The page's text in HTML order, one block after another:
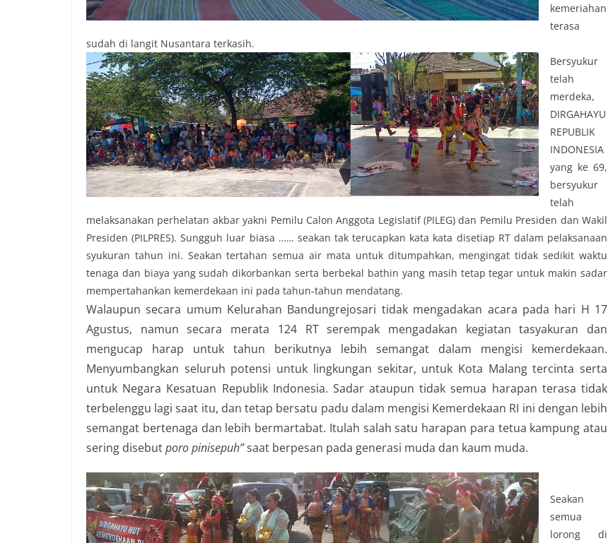
kemeriahan
terasa
sudah di langit Nusantara terkasih.
Bersyukur
telah
merdeka,
DIRGAHAYU
REPUBLIK
INDONESIA
yang ke 69,
bersyukur
telah
melaksanakan perhelatan akbar yakni Pemilu Calon Anggota Legislatif (PILEG) dan Pemilu Presiden dan Wakil
Presiden (PILPRES). Sungguh luar biasa …… seakan tak terucapkan kata kata disetiap RT dalam pelaksanaan
syukuran tahun ini. Seakan tertahan semua air mata untuk ditumpahkan, mengingat tidak sedikit waktu
tenaga dan biaya yang sudah dikorbankan serta berbekal bathin yang masih tetap tegar untuk makin sadar
mempertahankan kemerdekaan ini pada tahun-tahun mendatang.
Walaupun secara umum Kelurahan Bandungrejosari tidak mengadakan acara pada hari H 17
Agustus, namun secara merata 124 RT serempak mengadakan kegiatan tasyakuran dan
mengucap harap untuk tahun berikutnya lebih semangat dalam mengisi kemerdekaan.
Menyumbangkan seluruh potensi untuk lingkungan sekitar, untuk Kota Malang tercinta serta
untuk Negara Kesatuan Republik Indonesia. Sadar ataupun tidak semua harapan terasa tidak
terbelenggu lagi saat itu, dan tetap bersatu padu dalam mengisi Kemerdekaan RI ini dengan lebih
semangat bertenaga dan lebih bermartabat. Itulah salah satu harapan para tetua kampung atau
sering disebutporo pinisepuh”saat berpesan pada generasi muda dan kaum muda.
Seakan
semua
lorong di